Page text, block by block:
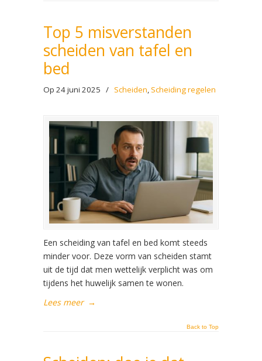
Top 5 misverstanden
scheiden van tafel en
bed
Op 24 juni 2025 / Scheiden, Scheiding regelen
Een scheiding van tafel en bed komt steeds
minder voor. Deze vorm van scheiden stamt
uit de tijd dat men wettelijk verplicht was om
tijdens het huwelijk samen te wonen.
Lees meer →
Back to Top